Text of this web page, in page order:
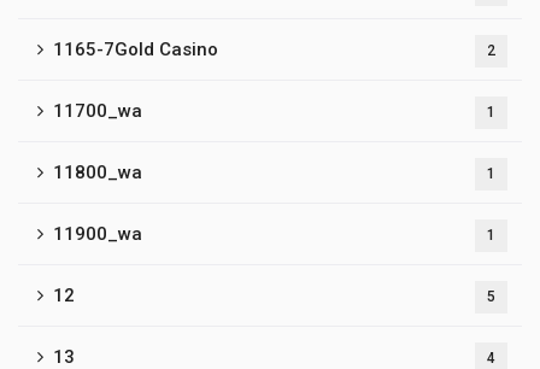
1165-7Gold Casino 2
11700_wa 1
11800_wa 1
11900_wa 1
12 5
13 4